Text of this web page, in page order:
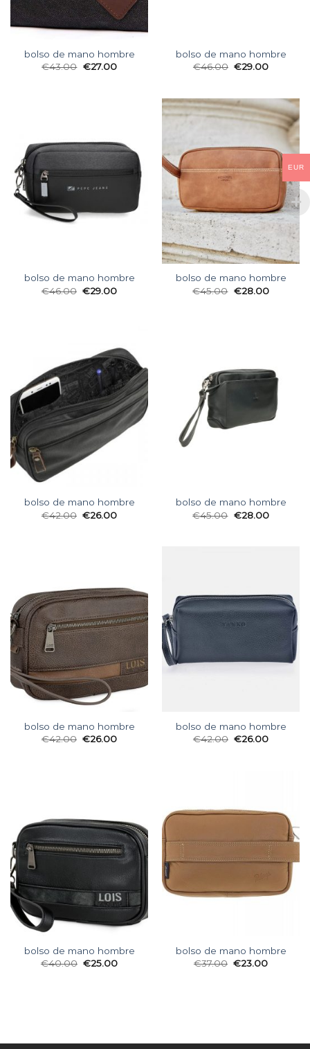
bolso de mano hombre
€43.00 €27.00
bolso de mano hombre
€46.00 €29.00
bolso de mano hombre
€46.00 €29.00
bolso de mano hombre
€45.00 €28.00
bolso de mano hombre
€42.00 €26.00
bolso de mano hombre
€45.00 €28.00
bolso de mano hombre
€42.00 €26.00
bolso de mano hombre
€42.00 €26.00
bolso de mano hombre
€40.00 €25.00
bolso de mano hombre
€37.00 €23.00
EUR